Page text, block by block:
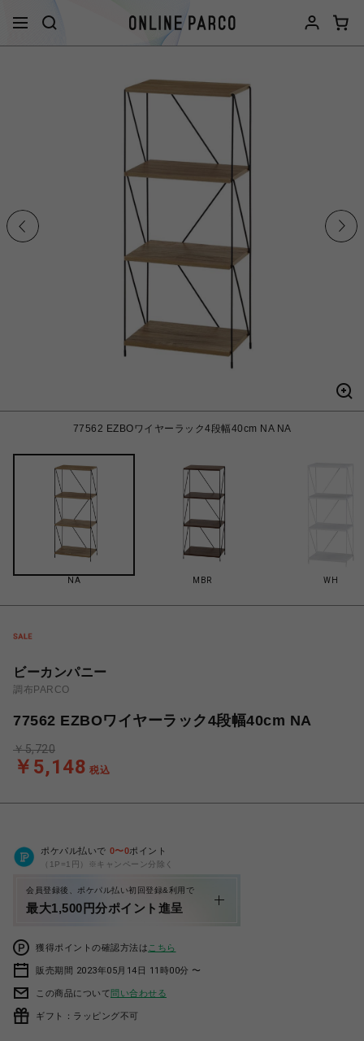
77562 EZBOワイヤーラック4段幅40cm NA NA
NA MBR WH
ビーカンパニー
調布PARCO
77562 EZBOワイヤーラック4段幅40cm NA
￥5,148 税込
￥5,720
ポケパル払いで 0〜0ポイント
（1P=1円）※キャンペーン分除く
会員登録後、ポケパル払い初回登録&利用で
最大1,500円分ポイント進呈
獲得ポイントの確認方法は こちら
販売期間 2023年05月14日 11時00分 〜
この商品について問い合わせる
ギフト：ラッピング不可